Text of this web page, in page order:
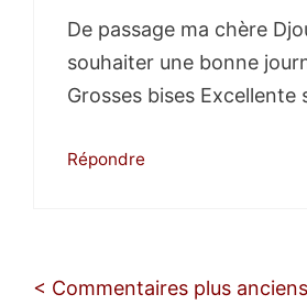
De passage ma chère
souhaiter une bonne
Grosses bises Excellente
Répondre
Navigation
< Commentaires plus anciens